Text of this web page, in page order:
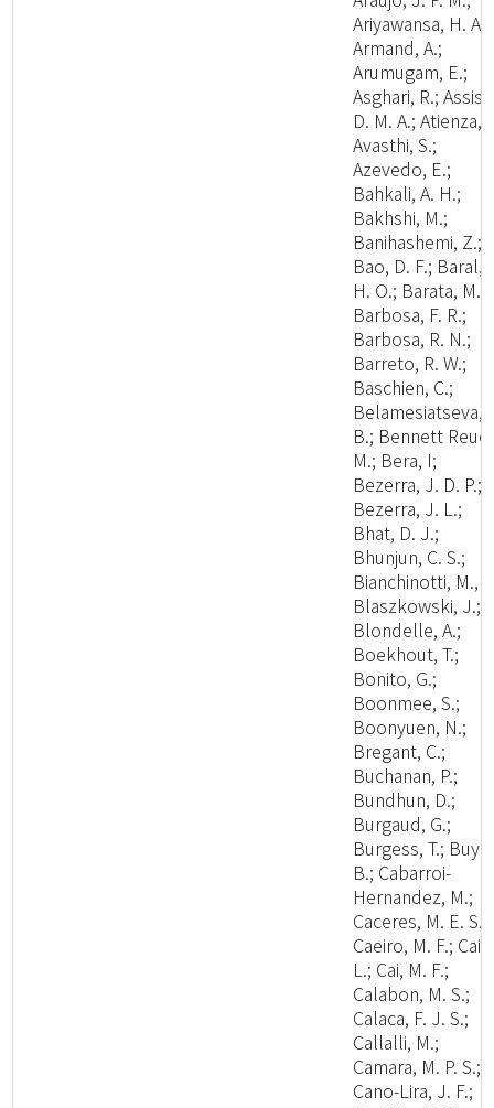
Ariyawansa, H. A.;
Armand, A.;
Arumugam, E.;
Asghari, R.; Assis,
D. M. A.; Atienza,
Avasthi, S.;
Azevedo, E.;
Bahkali, A. H.;
Bakhshi, M.;
Banihashemi, Z.;
Bao, D. F.; Baral,
H. O.; Barata, M.;
Barbosa, F. R.;
Barbosa, R. N.;
Barreto, R. W.;
Baschien, C.;
Belamesiatseva,
B.; Bennett
M.; Bera, I;
Bezerra, J. D. P.;
Bezerra, J. L.;
Bhat, D. J.;
Bhunjun, C. S.;
Bianchinotti, M.,
Blaszkowski, J.;
Blondelle, A.;
Boekhout, T.;
Bonito, G.;
Boonmee, S.;
Boonyuen, N.;
Bregant, C.;
Buchanan, P.;
Bundhun, D.;
Burgaud, G.;
Burgess, T.;
B.; Cabarroi-
Hernandez, M.;
Caceres, M. E. S.;
Caeiro, M. F.; Cai,
L.; Cai, M. F.;
Calabon, M. S.;
Calaca, F. J. S.;
Callalli, M.;
Camara, M. P. S.;
Cano-Lira, J. F.;